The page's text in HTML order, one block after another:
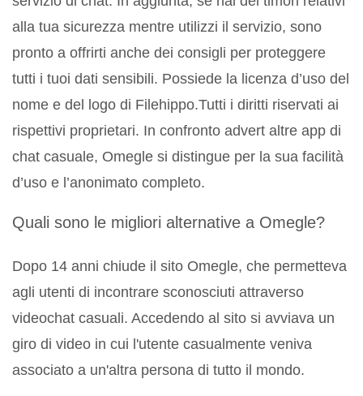
alla tua sicurezza mentre utilizzi il servizio, sono
pronto a offrirti anche dei consigli per proteggere
tutti i tuoi dati sensibili. Possiede la licenza d’uso del
nome e del logo di Filehippo.Tutti i diritti riservati ai
rispettivi proprietari. In confronto advert altre app di
chat casuale, Omegle si distingue per la sua facilità
d’uso e l’anonimato completo.
Quali sono le migliori alternative a Omegle?
Dopo 14 anni chiude il sito Omegle, che permetteva
agli utenti di incontrare sconosciuti attraverso
videochat casuali. Accedendo al sito si avviava un
giro di video in cui l'utente casualmente veniva
associato a un'altra persona di tutto il mondo.